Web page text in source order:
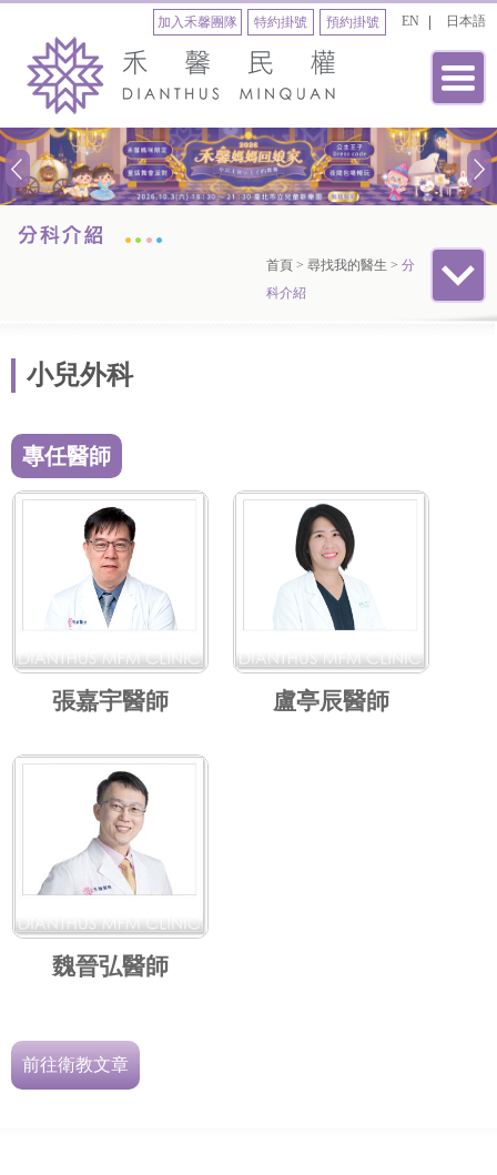
日本語
EN
加入禾馨團隊 預約掛號
特約掛號
首頁 > 尋找我的醫生 > 分
科介紹
小兒外科
專任醫師
張嘉宇醫師 盧亭辰醫師
魏晉弘醫師
前往衛教文章